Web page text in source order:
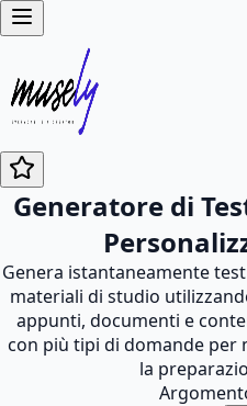
Generatore di
Genera istantaneamente
materiali di studio
appunti, documenti e
con più tipi di domande
la